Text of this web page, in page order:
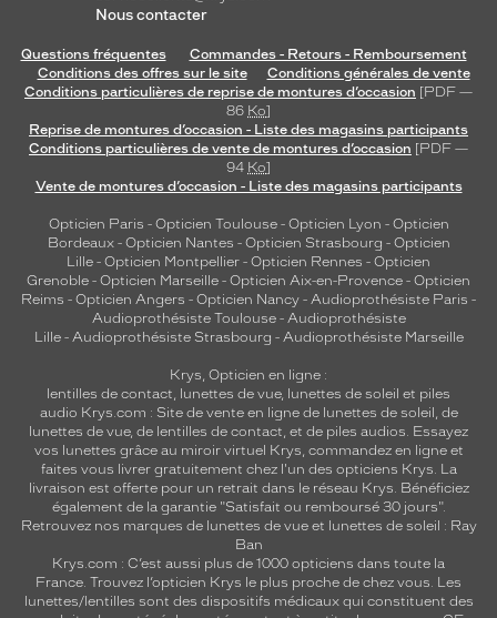
Nous contacter
Questions fréquentes
Commandes - Retours - Remboursement
Conditions des offres sur le site
Conditions générales de vente
Conditions particulières de reprise de montures d’occasion [PDF —
86 Ko]
Reprise de montures d’occasion - Liste des magasins participants
Conditions particulières de vente de montures d’occasion [PDF —
94 Ko]
Vente de montures d’occasion - Liste des magasins participants
Opticien Paris - Opticien Toulouse- Opticien Lyon - Opticien
Bordeaux- Opticien Nantes - Opticien Strasbourg - Opticien
Lille - Opticien Montpellier - Opticien Rennes - Opticien
Grenoble - Opticien Marseille - Opticien Aix-en-Provence - Opticien
Reims - Opticien Angers - Opticien Nancy - Audioprothésiste Paris -
Audioprothésiste Toulouse- Audioprothésiste
Lille- Audioprothésiste Strasbourg - Audioprothésiste Marseille
Krys, Opticien en ligne :
lentilles de contact lunettes de vue, lunettes de soleil et piles
audio Krys.com : Site de vente en ligne de lunettes de soleil, de
lunettes de vue, de lentilles de contact , et de piles audios. Essayez
vos lunettes grâce au miroir virtuel Krys, commandez en ligne et
faites vous livrer gratuitement chez l'un des opticiens Krys. La
livraison est offerte pour un retrait dans le réseau Krys. Bénéficiez
également de la garantie "Satisfait ou remboursé 30 jours".
Retrouvez nos marques de lunettes de vue et lunettes de soleil : Ray
Ban
Krys.com : C’est aussi plus de 1000 opticiens dans toute la
France. Trouvez l’opticien Krys le plus proche de chez vous . Les
lunettes/lentilles sont des dispositifs médicaux qui constituent des